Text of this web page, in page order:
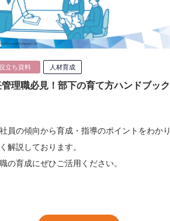
立ち資料 人材育成
管理職必見！部下の育て方ハンドブック
員の傾向から育成・指導のポイントをわかり
解説しております。
の育成にぜひご活用ください。